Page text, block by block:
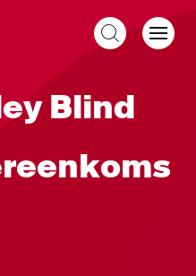
Blind